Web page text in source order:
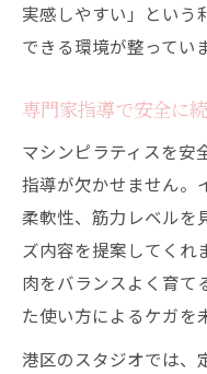
実感しやすい」という
できる環境が整ってい
専門家指導で安全に
マシンピラティスを安
指導が欠かせません。
柔軟性、筋力レベルを
ズ内容を提案してくれ
肉をバランスよく育て
た使い方によるケガを
港区のスタジオでは、